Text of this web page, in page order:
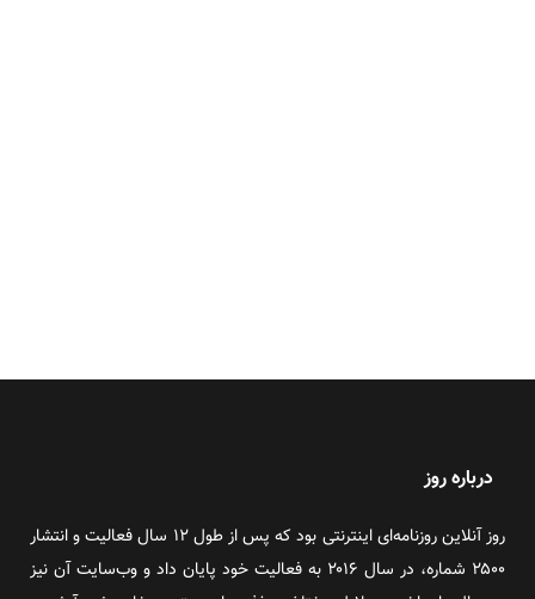
درباره روز
روز آنلاین روزنامه‌ای اینترنتی بود که پس از طول ۱۲ سال فعالیت و انتشار
۲۵۰۰ شماره، در سال ۲۰۱۶ به فعالیت خود پایان داد و وب‌سایت آن نیز